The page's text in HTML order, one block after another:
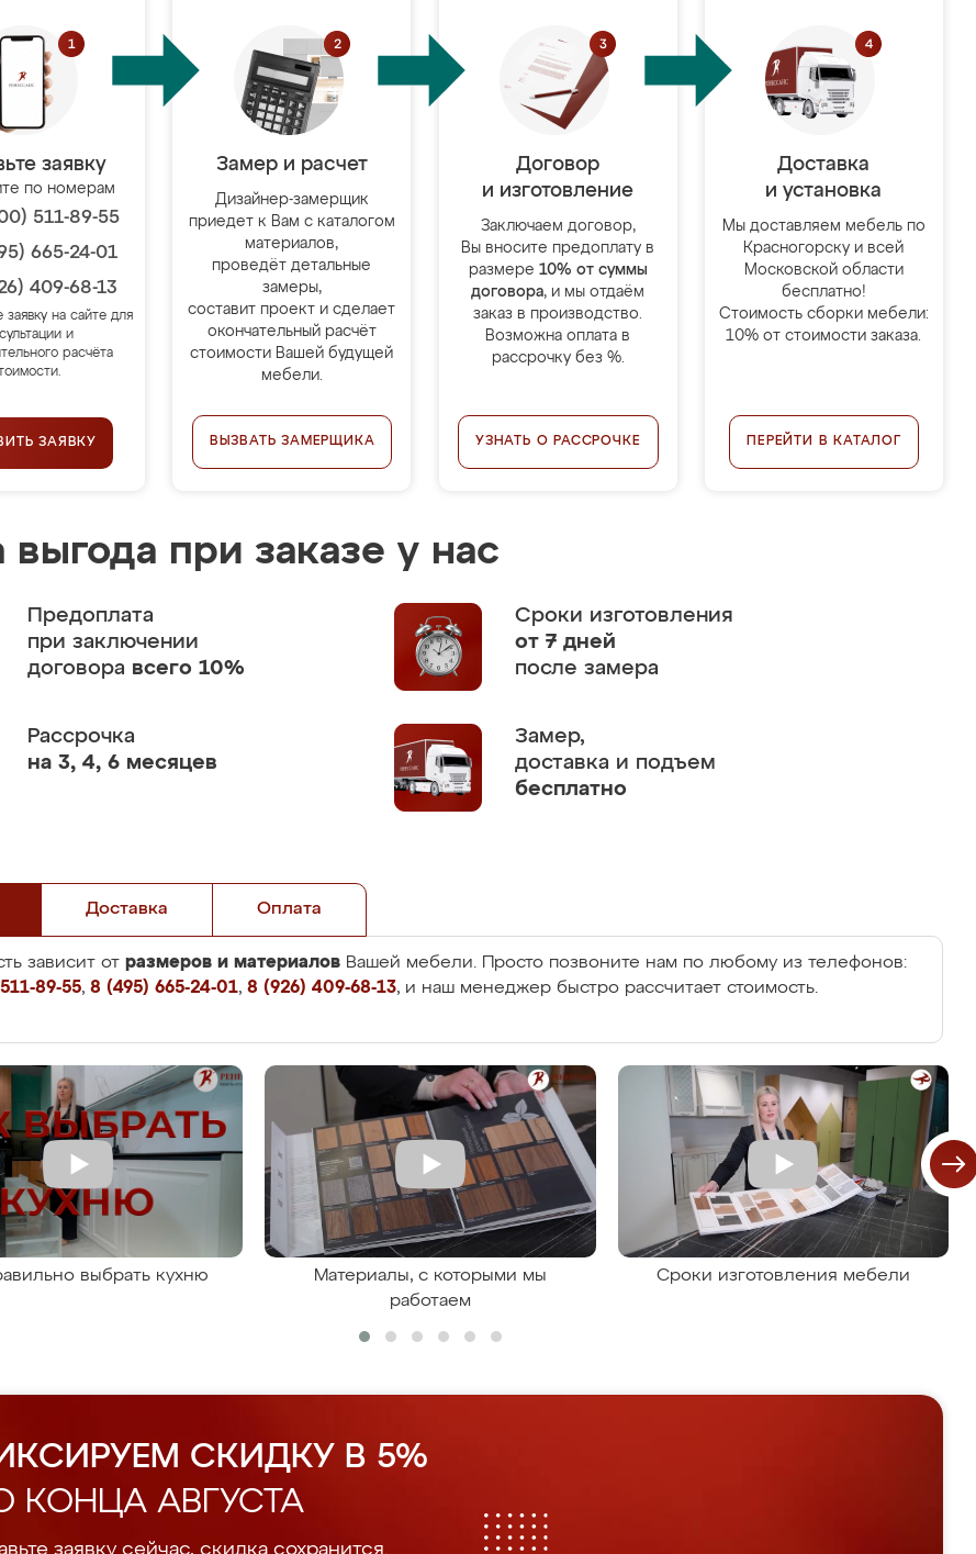
заявку
по номерам
511-89-55
665-24-01
409-68-13
заявку на сайте для
и
расчёта
ЗАЯВКУ
Замер и расчет
Дизайнер-замерщик
приедет к Вам с каталогом
материалов,
проведёт детальные
замеры,
составит проект и сделает
окончательный расчёт
стоимости Вашей будущей
мебели.
ВЫЗВАТЬ ЗАМЕРЩИКА
Договор
и изготовление
Заключаем договор,
Вы вносите предоплату в
размере 10% от суммы
договора, и мы отдаём
заказ в производство.
Возможна оплата в
рассрочку без %.
УЗНАТЬ О РАССРОЧКЕ
Доставка
и установка
Мы доставляем мебель по
Красногорску и всей
Московской области
бесплатно!
Стоимость сборки мебели:
10% от стоимости заказа.
ПЕРЕЙТИ В КАТАЛОГ
выгода при заказе у нас
Предоплата
при заключении
договора всего 10%
Сроки изготовления
от 7 дней
после замера
Рассрочка
на 3, 4, 6 месяцев
Замер,
доставка и подъем
бесплатно
Доставка Оплата
зависит от размеров и материалов Вашей мебели. Просто позвоните нам по любому из телефонов:
89-55, 8 (495) 665-24-01, 8 (926) 409-68-13, и наш менеджер быстро рассчитает стоимость.
выбрать кухню
Материалы, с которыми мы
работаем
Сроки изготовления мебели
СКИДКУ В 5%
КОНЦА АВГУСТА
заявку сейчас, скидка сохранится.